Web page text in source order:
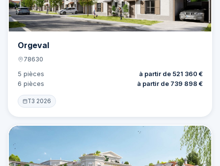
Orgeval
78630
5 pièces
à partir de 521 360 €
6 pièces
à partir de 739 898 €
T3 2026